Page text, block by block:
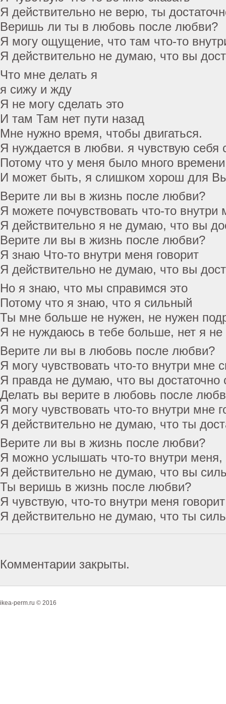
Я действительно не верю, ты
Веришь ли ты в любовь после любви?
Я могу ощущение, что там что-то
Я действительно не думаю, что вы
Что мне делать я
я сижу и жду
Я не могу сделать это
И там Там нет пути назад
Мне нужно время, чтобы двигаться.
Я нуждается в любви. я чувствую себя
Потому что у меня было много
И может быть, я слишком хорош для
Верите ли вы в жизнь после любви?
Я можете почувствовать что-то внутри
Я действительно я не думаю, что вы
Верите ли вы в жизнь после любви?
Я знаю Что-то внутри меня говорит
Я действительно не думаю, что вы
Но я знаю, что мы справимся это
Потому что я знаю, что я сильный
Ты мне больше не нужен, не нужен
Я не нуждаюсь в тебе больше, нет я
Верите ли вы в любовь после любви?
Я могу чувствовать что-то внутри мне
Я правда не думаю, что вы достаточно
Делать вы верите в любовь после
Я могу чувствовать что-то внутри мне
Я действительно не думаю, что ты
Верите ли вы в жизнь после любви?
Я можно услышать что-то внутри меня,
Я действительно не думаю, что вы
Ты веришь в жизнь после любви?
Я чувствую, что-то внутри меня говорит
Я действительно не думаю, что ты
Комментарии закрыты.
ikea-perm.ru © 2016